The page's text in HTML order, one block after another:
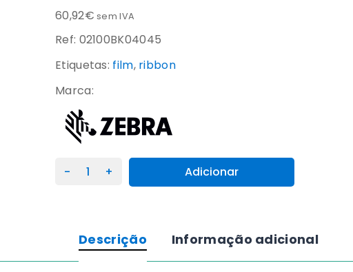
60,92€ sem IVA
Ref: 02100BK04045
Etiquetas: film, ribbon
Marca:
Quantidade
transferência
térmica
Adicionar
Descrição Informação adicional